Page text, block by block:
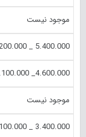
موجود نیست
5.400.000 _ 5.200.000
4.600.000_ 4.100.000
موجود نیست
3.400.000 _ 3.100.000